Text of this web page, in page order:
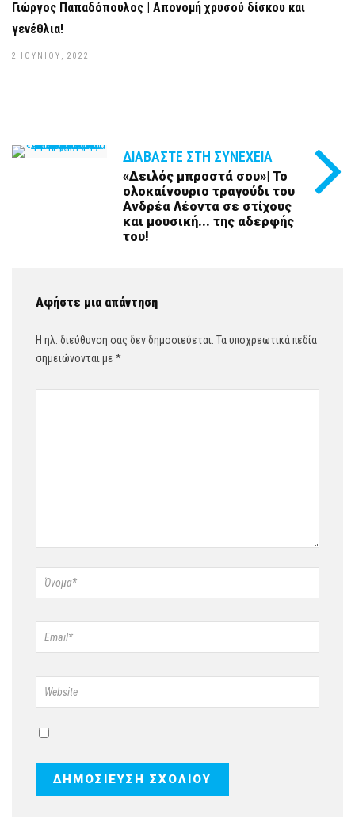
Γιώργος Παπαδόπουλος | Απονομή χρυσού δίσκου και
γενέθλια!
2 ΙΟΥΝΊΟΥ, 2022
ΔΙΑΒΆΣΤΕ ΣΤΗ ΣΥΝΈΧΕΙΑ
«Δειλός μπροστά σου»| Το
ολοκαίνουριο τραγούδι του
Ανδρέα Λέοντα σε στίχους
και μουσική... της αδερφής
του!
Αφήστε μια απάντηση
Η ηλ. διεύθυνση σας δεν δημοσιεύεται. Τα υποχρεωτικά πεδία
σημειώνονται με *